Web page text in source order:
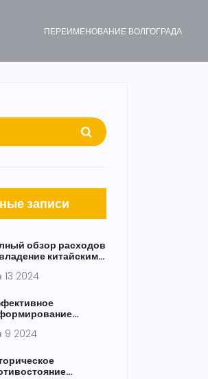
ПЕРЕИМЕНОВАНИЕ ВОЛГОГРАДА
записи
обзор расходов
китайским
13 2024
требования и
9 2024